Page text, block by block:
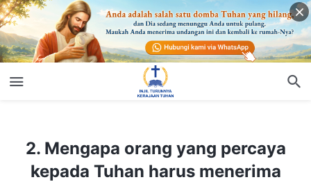
2. Mengapa orang yang percaya
kepada Tuhan harus menerima